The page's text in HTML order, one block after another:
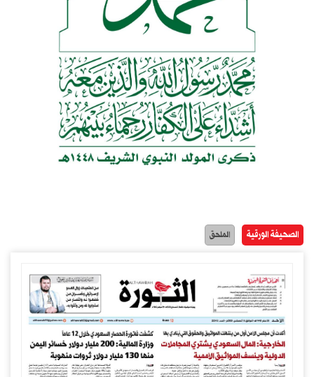
الصحيفة الورقية الملحق